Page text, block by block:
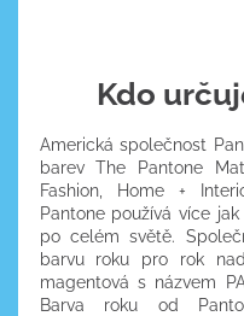
Kdo
Americká společnost
barev The Pantone
Fashion, Home +
Pantone používá více
po celém světě.
barvu roku pro rok
magentová s názvem
Barva roku od